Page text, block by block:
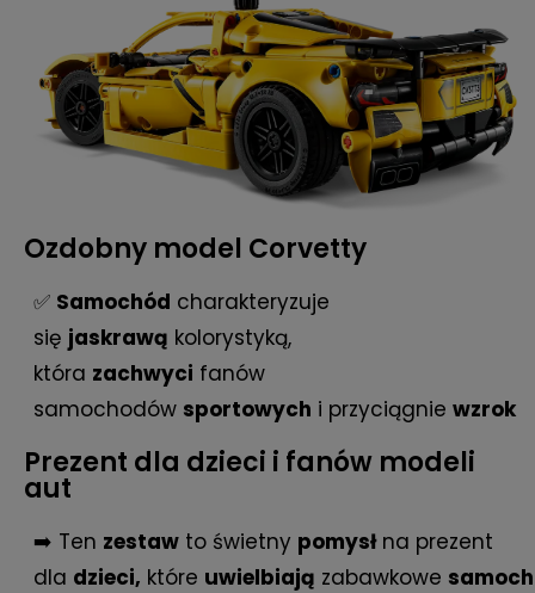
Ozdobny model Corvetty
✅ Samochód charakteryzuje
się jaskrawą kolorystyką,
która zachwyci fanów
samochodów sportowych i przyciągnie wzrok
Prezent dla dzieci i fanów modeli
aut
➡️ Ten zestaw to świetny pomysłna prezent
dla dzieci, które uwielbiają zabawkowe